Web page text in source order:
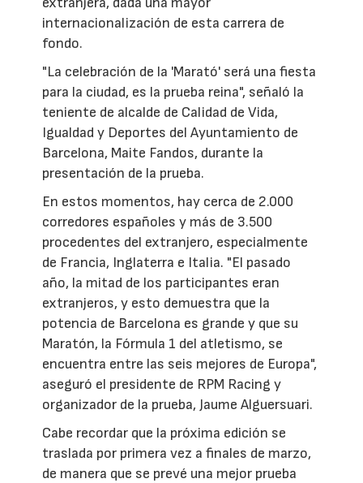
internacionalización de esta carrera de
fondo.
"La celebración de la 'Marató' será una fiesta
para la ciudad, es la prueba reina", señaló la
teniente de alcalde de Calidad de Vida,
Igualdad y Deportes del Ayuntamiento de
Barcelona, Maite Fandos, durante la
presentación de la prueba.
En estos momentos, hay cerca de 2.000
corredores españoles y más de 3.500
procedentes del extranjero, especialmente
de Francia, Inglaterra e Italia. "El pasado
año, la mitad de los participantes eran
extranjeros, y esto demuestra que la
potencia de Barcelona es grande y que su
Maratón, la Fórmula 1 del atletismo, se
encuentra entre las seis mejores de Europa",
aseguró el presidente de RPM Racing y
organizador de la prueba, Jaume Alguersuari.
Cabe recordar que la próxima edición se
traslada por primera vez a finales de marzo,
de manera que se prevé una mejor prueba